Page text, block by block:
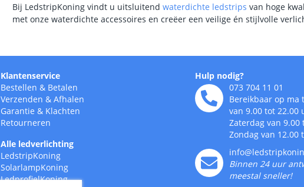
Bij LedstripKoning vindt u uitsluitend waterdichte ledstrips van hoge
met onze waterdichte accessoires en creëer een veilige én stijlvolle
Klantenservice
Bestellen & Betalen
Verzenden & Afhalen
Garantie & Klachten
Retourneren
Alle ledverlichting
LedstripKoning
SolarlampKoning
LedprofielKoning
Hulp nodig?
073 704 11 01
Bereikbaar op ma
van 9.00 tot 22.00
Zaterdag van 9.00
Zondag van 12.00
Binnen 24 uur
meestal sneller!